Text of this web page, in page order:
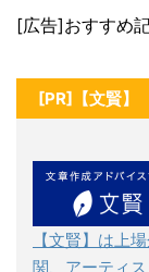
[広告]おすすめ
[PR]【文賢】
【文賢】は上
関、アーティ